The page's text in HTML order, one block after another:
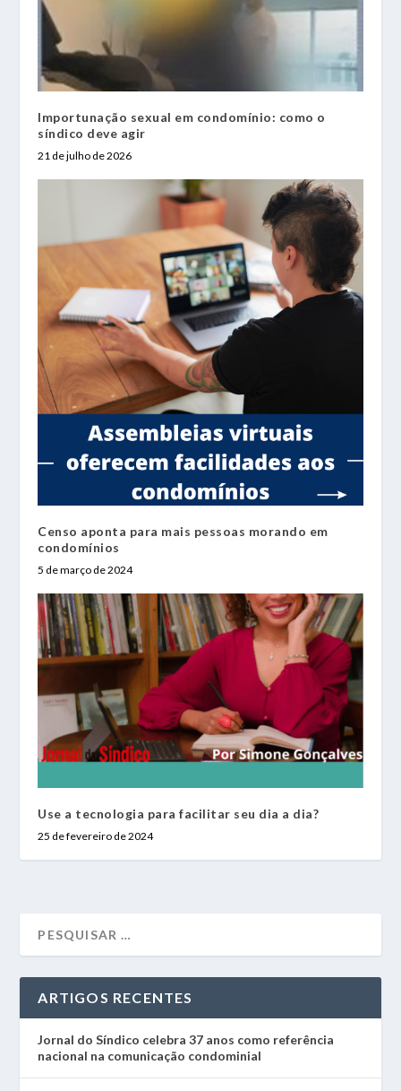
Importunação sexual em condomínio: como o
síndico deve agir
21 de julho de 2026
Censo aponta para mais pessoas morando em
condomínios
5 de março de 2024
Use a tecnologia para facilitar seu dia a dia?
25 de fevereiro de 2024
ARTIGOS RECENTES
Jornal do Síndico celebra 37 anos como referência
nacional na comunicação condominial